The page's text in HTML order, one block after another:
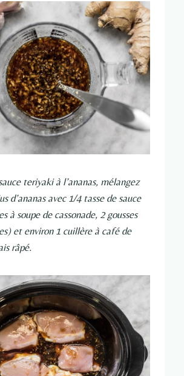
teriyaki à l’ananas, mélangez
d’ananas avec 1/4 tasse de sauce
à soupe de cassonade, 2 gousses
et environ 1 cuillère à café de
râpé.